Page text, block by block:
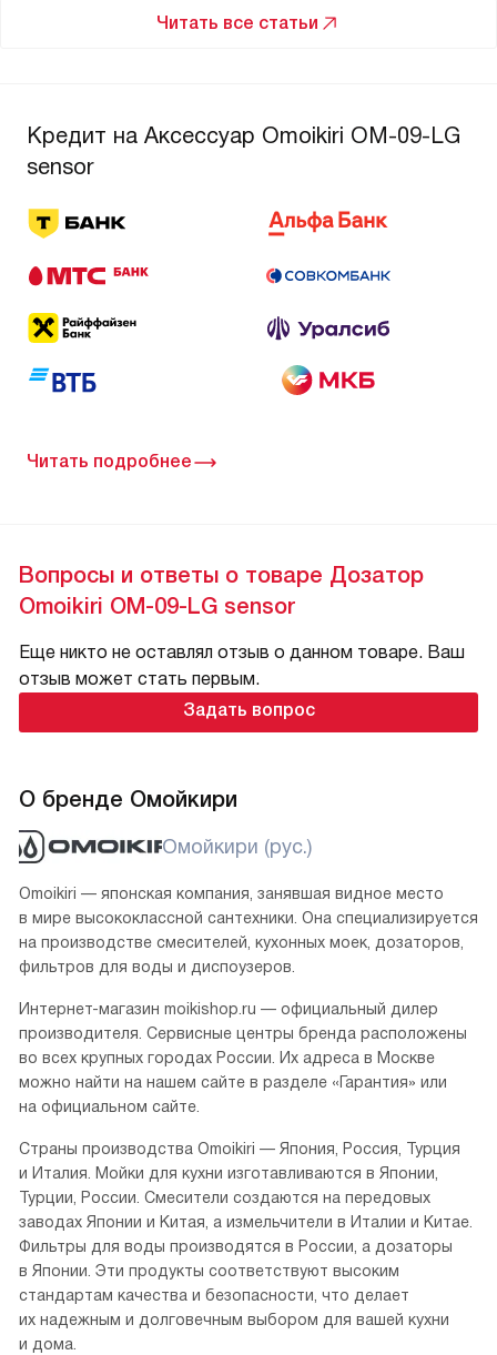
Читать все статьи
Кредит на Аксессуар Omoikiri OM-09-LG
sensor
Читать подробнее
Вопросы и ответы о товаре Дозатор
Omoikiri OM-09-LG sensor
Еще никто не оставлял отзыв о данном товаре. Ваш
отзыв может стать первым.
Задать вопрос
О бренде Омойкири
Омойкири (рус.)
Omoikiri — японская компания, занявшая видное место
в мире высококлассной сантехники. Она специализируется
на производстве смесителей, кухонных моек, дозаторов,
фильтров для воды и диспоузеров.
Интернет-магазин moikishop.ru — официальный дилер
производителя. Сервисные центры бренда расположены
во всех крупных городах России. Их адреса в Москве
можно найти на нашем сайте в разделе «Гарантия» или
на официальном сайте.
Страны производства Omoikiri — Япония, Россия, Турция
и Италия. Мойки для кухни изготавливаются в Японии,
Турции, России. Смесители создаются на передовых
заводах Японии и Китая, а измельчители в Италии и Китае.
Фильтры для воды производятся в России, а дозаторы
в Японии. Эти продукты соответствуют высоким
стандартам качества и безопасности, что делает
их надежным и долговечным выбором для вашей кухни
и дома.